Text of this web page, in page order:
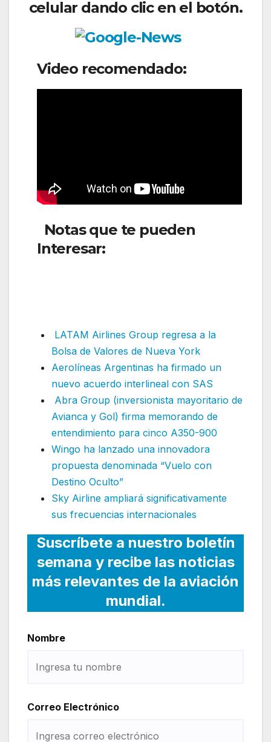
celular dando clic en el botón.
Video recomendado:
Notas que te pueden
Interesar:
LATAM Airlines Group regresa a la
Bolsa de Valores de Nueva York
Aerolíneas Argentinas ha firmado un
nuevo acuerdo interlineal con SAS
Abra Group (inversionista mayoritario de
Avianca y Gol) firma memorando de
entendimiento para cinco A350-900
Wingo ha lanzado una innovadora
propuesta denominada “Vuelo con
Destino Oculto”
Sky Airline ampliará significativamente
sus frecuencias internacionales
Suscríbete a nuestro boletín
semana y recibe las noticias
más relevantes de la aviación
mundial.
Nombre
Correo Electrónico